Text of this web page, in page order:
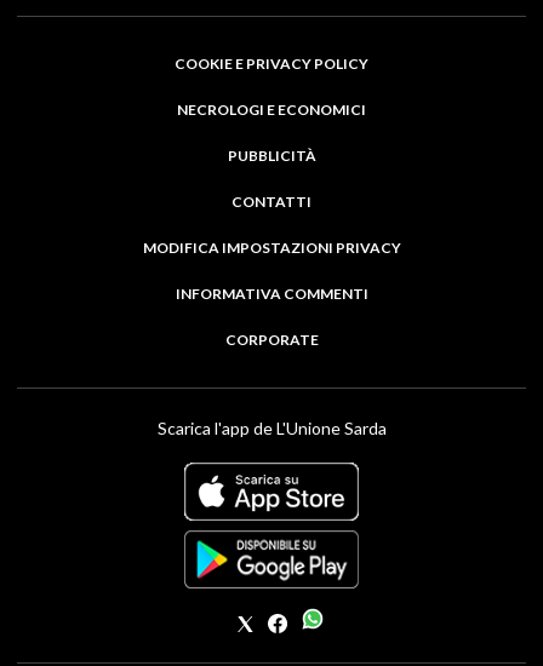
COOKIE E PRIVACY POLICY
NECROLOGI E ECONOMICI
PUBBLICITÀ
CONTATTI
MODIFICA IMPOSTAZIONI PRIVACY
INFORMATIVA COMMENTI
CORPORATE
Scarica l'app de L'Unione Sarda